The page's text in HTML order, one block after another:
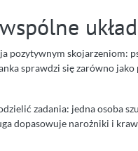
pozytywnym skojarzeniom:
sprawdzi się zarówno
zadania: jedna osoba
dopasowuje narożniki i